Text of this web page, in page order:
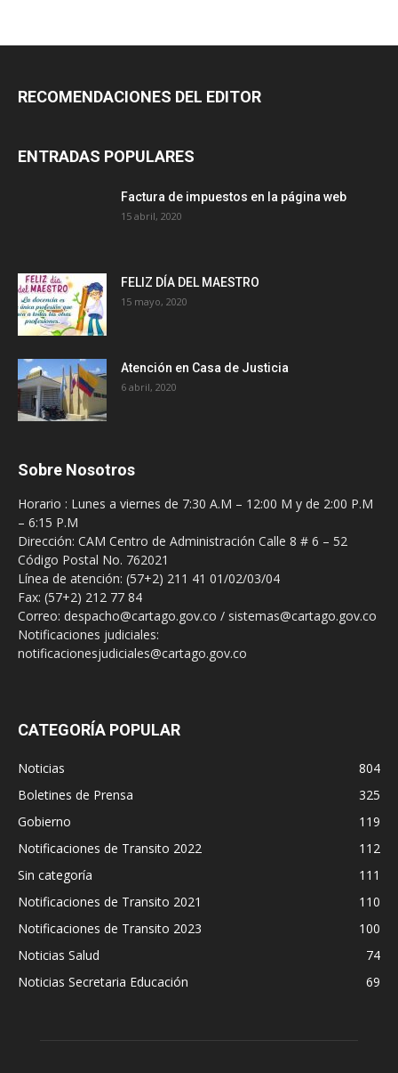
RECOMENDACIONES DEL EDITOR
ENTRADAS POPULARES
Factura de impuestos en la página web
15 abril, 2020
FELIZ DÍA DEL MAESTRO
15 mayo, 2020
Atención en Casa de Justicia
6 abril, 2020
Sobre Nosotros
Horario : Lunes a viernes de 7:30 A.M – 12:00 M y de 2:00 P.M
– 6:15 P.M
Dirección: CAM Centro de Administración Calle 8 # 6 – 52
Código Postal No. 762021
Línea de atención: (57+2) 211 41 01/02/03/04
Fax: (57+2) 212 77 84
Correo: despacho@cartago.gov.co / sistemas@cartago.gov.co
Notificaciones judiciales:
notificacionesjudiciales@cartago.gov.co
CATEGORÍA POPULAR
Noticias
804
Boletines de Prensa
325
Gobierno
119
Notificaciones de Transito 2022
112
Sin categoría
111
Notificaciones de Transito 2021
110
Notificaciones de Transito 2023
100
Noticias Salud
74
Noticias Secretaria Educación
69